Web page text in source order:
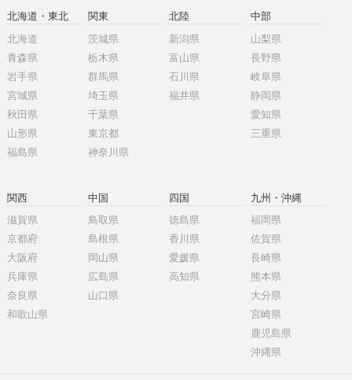
北海道・東北
北海道
青森県
岩手県
宮城県
秋田県
山形県
福島県
関東
茨城県
栃木県
群馬県
埼玉県
千葉県
東京都
神奈川県
北陸
新潟県
富山県
石川県
福井県
中部
山梨県
長野県
岐阜県
静岡県
愛知県
三重県
関西
滋賀県
京都府
大阪府
兵庫県
奈良県
和歌山県
中国
鳥取県
島根県
岡山県
広島県
山口県
四国
徳島県
香川県
愛媛県
高知県
九州・沖縄
福岡県
佐賀県
長崎県
熊本県
大分県
宮崎県
鹿児島県
沖縄県